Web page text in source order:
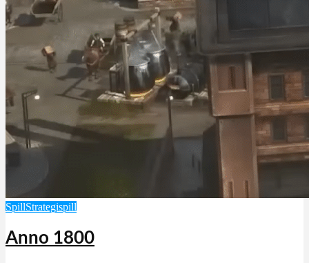
SpillStrategispill
Anno 1800